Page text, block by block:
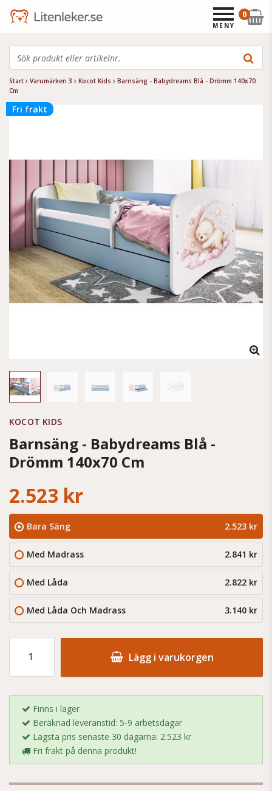
Start Varumärken 3 Kocot Kids
Barnsäng - Babydreams Blå - Drömm 140x70
Cm
Fri frakt
KOCOT KIDS
Barnsäng - Babydreams Blå -
Drömm 140x70 Cm
2.523 kr
Bara Säng 2.523 kr
Med Madrass 2.841 kr
Med Låda 2.822 kr
Med Låda Och Madrass 3.140 kr
Lägg i varukorgen
Finns i lager
Beräknad leveranstid: 5-9 arbetsdagar
Lägsta pris senaste 30 dagarna: 2.523 kr
Fri frakt på denna produkt!
0
MENY